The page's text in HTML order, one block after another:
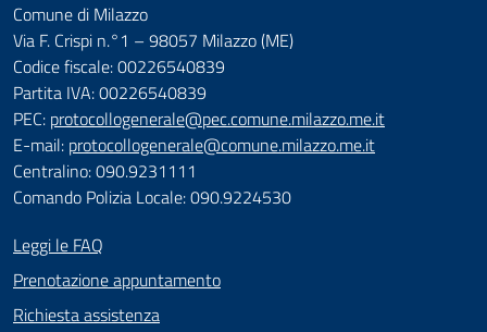
Comune di Milazzo
Via F. Crispi n.°1 – 98057 Milazzo (ME)
Codice fiscale: 00226540839
Partita IVA: 00226540839
PEC: protocollogenerale@pec.comune.milazzo.me.it
E-mail: protocollogenerale@comune.milazzo.me.it
Centralino: 090.9231111
Comando Polizia Locale: 090.9224530
Leggi le FAQ
Prenotazione appuntamento
Richiesta assistenza